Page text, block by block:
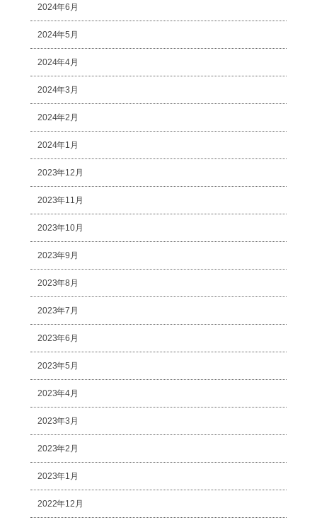
2024年6月
2024年5月
2024年4月
2024年3月
2024年2月
2024年1月
2023年12月
2023年11月
2023年10月
2023年9月
2023年8月
2023年7月
2023年6月
2023年5月
2023年4月
2023年3月
2023年2月
2023年1月
2022年12月